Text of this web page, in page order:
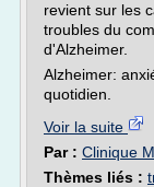
revient sur les
troubles du
d'Alzheimer.
Alzheimer:
quotidien.
Voir la suite
Par : Clinique
Thèmes liés :